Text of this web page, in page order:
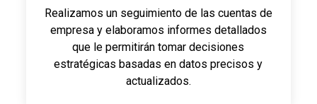
Realizamos un seguimiento de las cuentas de
empresa y elaboramos informes detallados
que le permitirán tomar decisiones
estratégicas basadas en datos precisos y
actualizados.